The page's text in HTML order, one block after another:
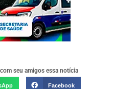
seu amigos essa notícia
Facebook